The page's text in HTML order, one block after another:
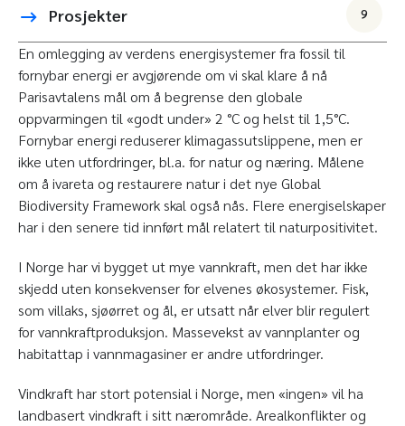
Prosjekter 9
En omlegging av verdens energisystemer fra fossil til
fornybar energi er avgjørende om vi skal klare å nå
Parisavtalens mål om å begrense den globale
oppvarmingen til «godt under» 2 °C og helst til 1,5°C.
Fornybar energi reduserer klimagassutslippene, men er
ikke uten utfordringer, bl.a. for natur og næring. Målene
om å ivareta og restaurere natur i det nye Global
Biodiversity Framework skal også nås. Flere energiselskaper
har i den senere tid innført mål relatert til naturpositivitet.
I Norge har vi bygget ut mye vannkraft, men det har ikke
skjedd uten konsekvenser for elvenes økosystemer. Fisk,
som villaks, sjøørret og ål, er utsatt når elver blir regulert
for vannkraftproduksjon. Massevekst av vannplanter og
habitattap i vannmagasiner er andre utfordringer.
Vindkraft har stort potensial i Norge, men «ingen» vil ha
landbasert vindkraft i sitt nærområde. Arealkonflikter og